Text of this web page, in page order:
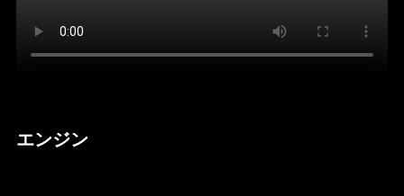
エンジン